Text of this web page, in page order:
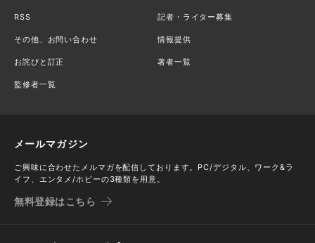
RSS 記者・ライター募集
その他、お問い合わせ 情報提供
お詫びと訂正 著者一覧
監修者一覧
メールマガジン
ご興味に合わせたメルマガを配信しております。PC/デジタル、ワーク&ラ
イフ、エンタメ/ホビーの3種類を用意。
無料登録はこちら